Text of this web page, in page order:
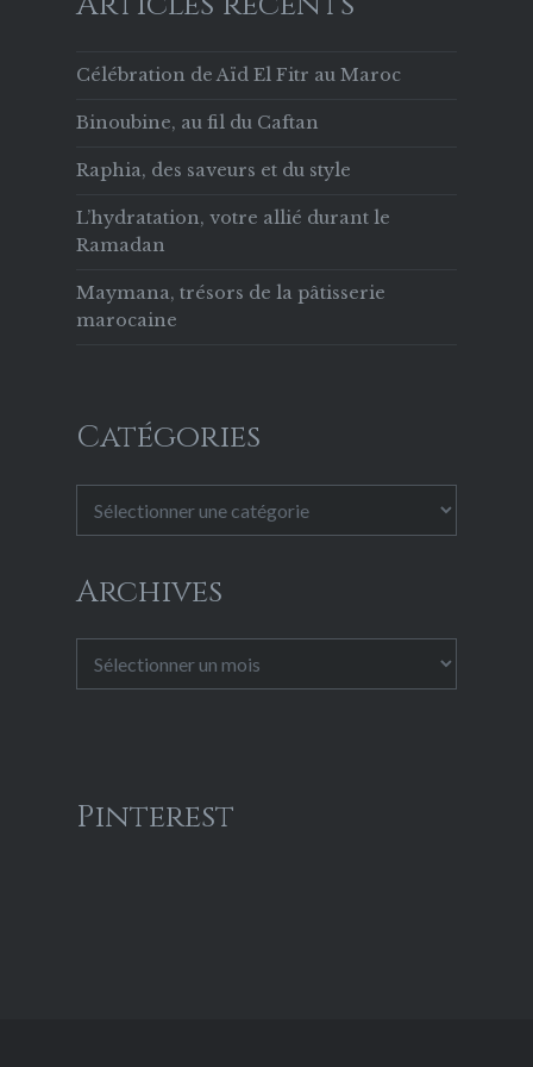
Célébration de Aïd El Fitr au Maroc
Binoubine, au fil du Caftan
Raphia, des saveurs et du style
L’hydratation, votre allié durant le
Ramadan
Maymana, trésors de la pâtisserie
marocaine
Catégories
Archives
Pinterest